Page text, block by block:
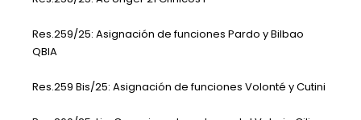
Res.259/25: Asignación de funciones Pardo y Bilbao
QBIA
Res.259 Bis/25: Asignación de funciones Volonté y Cutini